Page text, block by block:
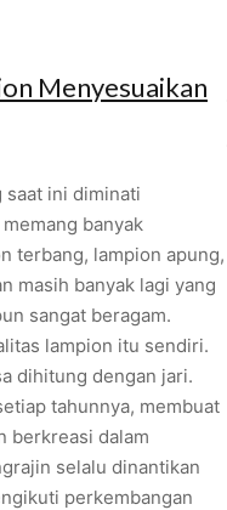
Menyesuaikan
saat ini diminati
banyak
terbang, lampion apung,
masih banyak lagi yang
sangat beragam.
lampion itu sendiri.
dihitung dengan jari.
tahunnya, membuat
berkreasi dalam
selalu dinantikan
perkembangan